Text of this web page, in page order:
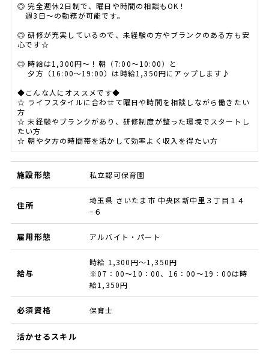
◎ 完全週休2日制で、曜日や時間の相談もOK！
週3日〜の勤務が可能です。
◎ 研修が充実しているので、未経験の方やブランクのある方も安
心です☆
◎ 時給は1,300円〜！朝（7:00〜10:00）と
夕方（16:00〜19:00）は時給1,350円にアップします♪
◆こんな人にオススメです◆
☆ ライフスタイルに合わせて曜日や時間を相談しながら働きたい
方
☆ 未経験やブランクがあり、研修制度が整った環境でスタートし
たい方
☆ 朝や夕方の時間帯を活かして効率よく収入を得たい方
施設形態 私立認可保育園
住所
埼玉県 さいたま市 中央区新中里３丁目１４
−６
雇用形態 アルバイト・パート
給与
時給 1,300円～1,350円
※07：00〜10：00、16：00〜19：00は時
給1,350円
必須資格 保育士
活かせるスキル